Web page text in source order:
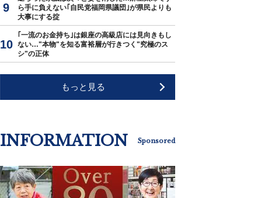
ら手に負えない｢自民党福岡県議団｣が県民よりも
大事にする掟
｢一流のお金持ち｣は銀座の高級店には見向きもし
ない…"本物"を知る富裕層が行きつく"究極のス
シ"の正体
もっと見る
INFORMATION Sponsored